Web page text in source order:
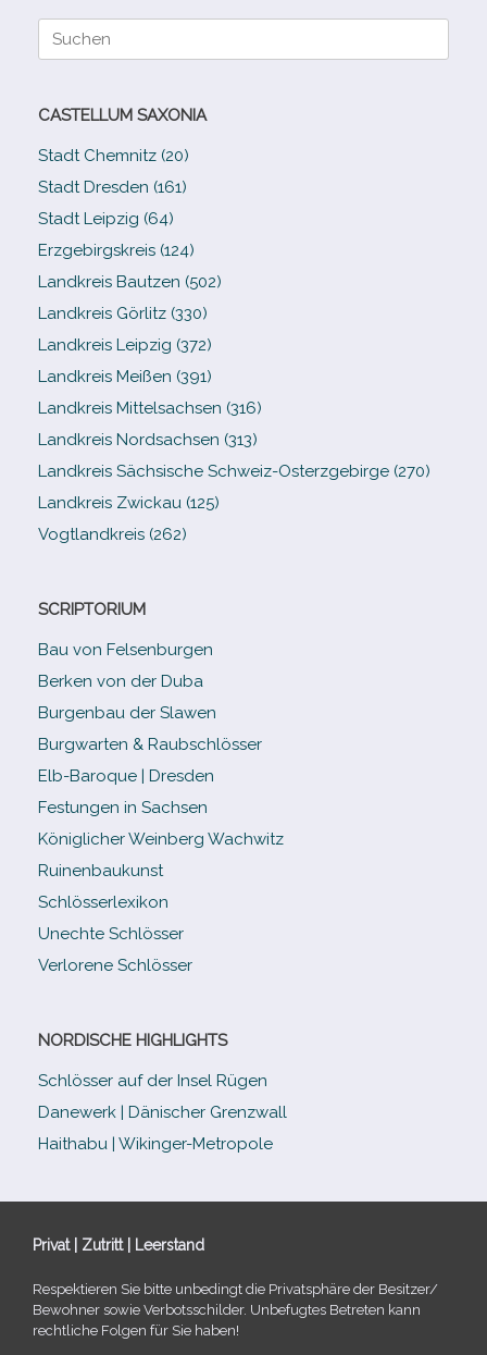
Suche
CASTELLUM SAXONIA
Stadt Chemnitz (20)
Stadt Dresden (161)
Stadt Leipzig (64)
Erzgebirgskreis (124)
Landkreis Bautzen (502)
Landkreis Görlitz (330)
Landkreis Leipzig (372)
Landkreis Meißen (391)
Landkreis Mittelsachsen (316)
Landkreis Nordsachsen (313)
Landkreis Sächsische Schweiz-​Osterzgebirge (270)
Landkreis Zwickau (125)
Vogtlandkreis (262)
SCRIPTORIUM
Bau von Felsenburgen
Berken von der Duba
Burgenbau der Slawen
Burgwarten & Raubschlösser
Elb-​Baroque | Dresden
Festungen in Sachsen
Königlicher Weinberg Wachwitz
Ruinenbaukunst
Schlösserlexikon
Unechte Schlösser
Verlorene Schlösser
NORDISCHE HIGHLIGHTS
Schlösser auf der Insel Rügen
Danewerk | Dänischer Grenzwall
Haithabu | Wikinger-Metropole
Privat | Zutritt | Leerstand
Respektieren Sie bitte unbe­dingt die Privatsphäre der Besitzer/​
Bewohner sowie Verbotsschilder. Unbefugtes Betreten kann
recht­li­che Folgen für Sie haben!